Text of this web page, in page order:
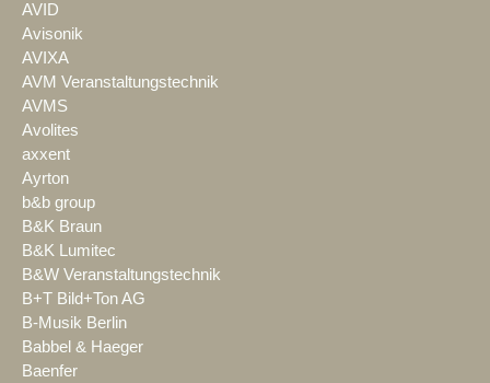
AVID
Avisonik
AVIXA
AVM Veranstaltungstechnik
AVMS
Avolites
axxent
Ayrton
b&b group
B&K Braun
B&K Lumitec
B&W Veranstaltungstechnik
B+T Bild+Ton AG
B-Musik Berlin
Babbel & Haeger
Baenfer